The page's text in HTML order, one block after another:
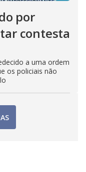
por
contesta
a uma ordem
os policiais não